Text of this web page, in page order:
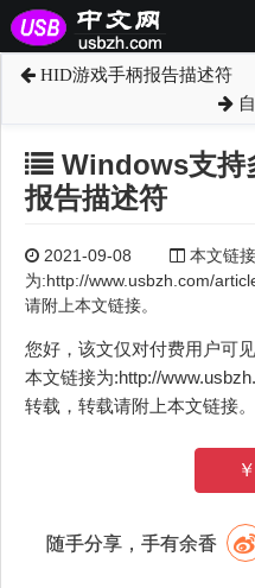
HID游戏手柄报告描述符
Windows支持
报告描述符
2021-09-08
本文链接
为:http://www.usbzh.com/
请附上本文链接。
您好，该文仅对付费用户可
本文链接为:http://
转载，转载请附上本文链接。
随手分享，手有余香